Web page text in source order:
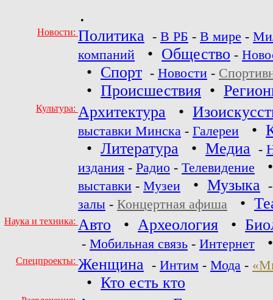
•
Новости: Политика - В РБ - В мире -
компаний
• Общество -
• Спорт - Новости -
• Происшествия •
Культура: Архитектура •
выставки Минска - Галереи •
• Литература • Медиа -
издания - Радио - Телевидение
выставки - Музеи • Музыка
залы - Концертная афиша •
Наука и техника: Авто • Археология •
- Мобильная связь - Интернет
Спецпроекты: Женщина - Интим - Мода -
• Кто есть кто